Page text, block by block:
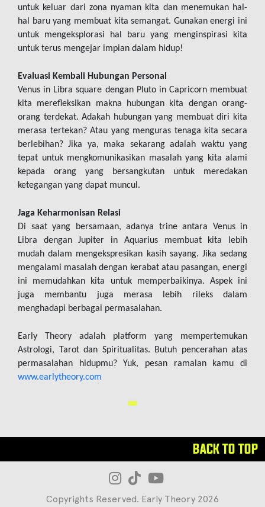
untuk keluar dari zona nyaman kita dan menemukan hal-
hal baru yang membuat kita semangat. Gunakan energi ini
untuk mengeksplorasi hal baru yang menginspirasi kita
untuk terus mengejar impian dalam hidup!
Evaluasi Kembali Hubungan Personal
Venus in Libra square dengan Pluto in Capricorn membuat
kita merefleksikan makna hubungan kita dengan orang-
orang terdekat. Adakah hubungan yang membuat diri kita
merasa tertekan? Atau yang menguras tenaga kita secara
berlebihan? Jika ya, maka sekarang adalah waktu yang
tepat untuk mengkomunikasikan masalah yang kita alami
kepada orang yang bersangkutan untuk meredakan
ketegangan yang dapat muncul.
Jaga Keharmonisan Relasi
Di saat yang bersamaan, adanya trine antara Venus in
Libra dengan Jupiter in Aquarius membuat kita lebih
mudah dalam mengekspresikan kasih sayang. Jika sedang
mengalami masalah dengan kerabat atau pasangan, energi
ini memudahkan kita untuk memperbaikinya. Aspek ini
juga membantu juga merasa lebih rileks dalam
menghadapi berbagai permasalahan.
Early Theory adalah platform yang mempertemukan
Astrologi, Tarot dan Spiritualitas. Butuh pencerahan atas
www.earlytheory.com
BACK TO TOP
Copyrights Reserved. Early Theory 2026